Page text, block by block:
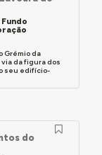
Grémio da
via da figura dos
seu edifício-
do